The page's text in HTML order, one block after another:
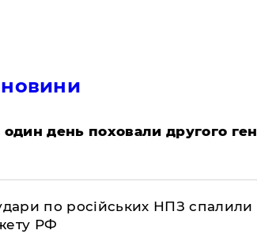
новини
один день поховали другого
по російських НПЗ
РФ